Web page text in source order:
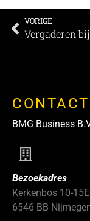
VORIGE
BMG Business
Bezoekadres
Kerkenbos 10-15E
6546 BB